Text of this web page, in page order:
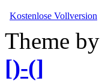
Kostenlose Vollversion
Theme by
[)-(]